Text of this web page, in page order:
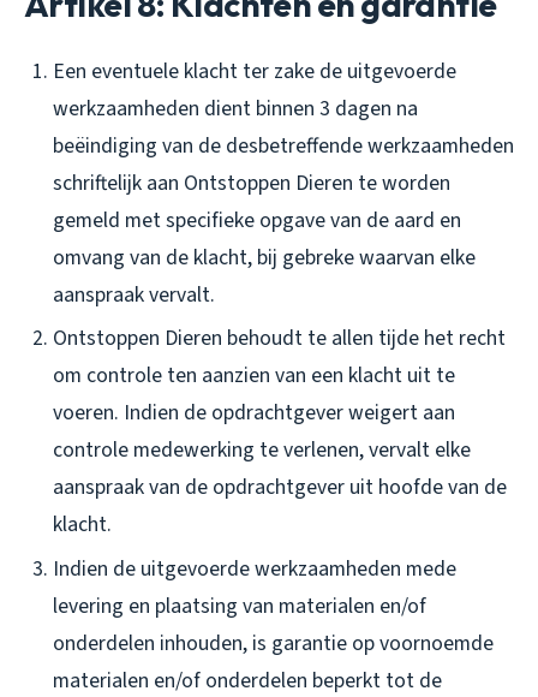
Een eventuele klacht ter zake de uitgevoerde
werkzaamheden dient binnen 3 dagen na
beëindiging van de desbetreffende werkzaamheden
schriftelijk aan Ontstoppen Dieren te worden
gemeld met specifieke opgave van de aard en
omvang van de klacht, bij gebreke waarvan elke
aanspraak vervalt.
Ontstoppen Dieren behoudt te allen tijde het recht
om controle ten aanzien van een klacht uit te
voeren. Indien de opdrachtgever weigert aan
controle medewerking te verlenen, vervalt elke
aanspraak van de opdrachtgever uit hoofde van de
klacht.
Indien de uitgevoerde werkzaamheden mede
levering en plaatsing van materialen en/of
onderdelen inhouden, is garantie op voornoemde
materialen en/of onderdelen beperkt tot de